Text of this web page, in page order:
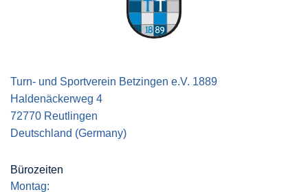
Turn- und Sportverein Betzingen e.V. 1889
Haldenäckerweg 4
72770 Reutlingen
Deutschland (Germany)
Bürozeiten
Montag: